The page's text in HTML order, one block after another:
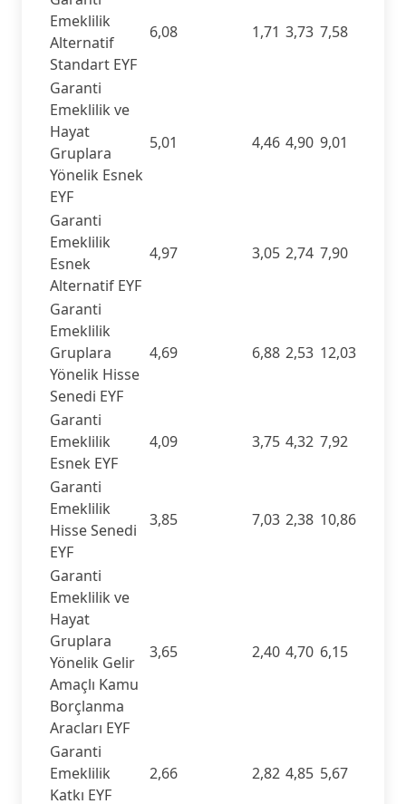
Emeklilik
Alternatif
Standart EYF
6,08 1,71 3,73 7,58
Garanti
Emeklilik ve
Hayat
Gruplara
Yönelik Esnek
EYF
5,01 4,46 4,90 9,01
Garanti
Emeklilik
Esnek
Alternatif EYF
4,97 3,05 2,74 7,90
Garanti
Emeklilik
Gruplara
Yönelik Hisse
Senedi EYF
4,69 6,88 2,53 12,03
Garanti
Emeklilik
Esnek EYF
4,09 3,75 4,32 7,92
Garanti
Emeklilik
Hisse Senedi
EYF
3,85 7,03 2,38 10,86
Garanti
Emeklilik ve
Hayat
Gruplara
Yönelik Gelir
Amaçlı Kamu
Borçlanma
Aracları EYF
3,65 2,40 4,70 6,15
Garanti
Emeklilik
Katkı EYF
2,66 2,82 4,85 5,67